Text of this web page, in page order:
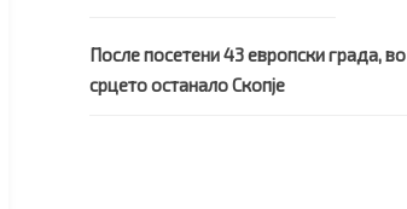
После посетени 43 европски града, во
срцето останало Скопје